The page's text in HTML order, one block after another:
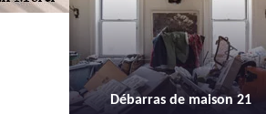
Débarras d'appartement 21